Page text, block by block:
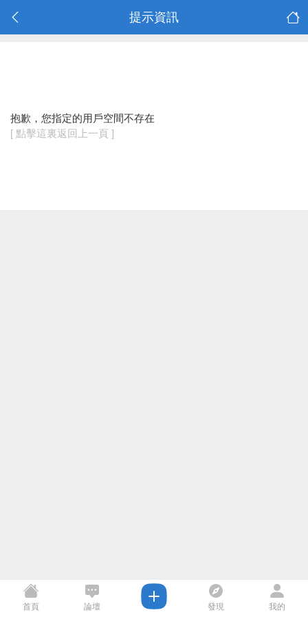
提示資訊
抱歉，您指定的用戶空間不存在
[ 點擊這裏返回上一頁 ]
首頁 論壇 發現 我的